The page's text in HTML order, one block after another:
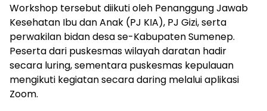
Workshop tersebut diikuti oleh Penanggung Jawab
Kesehatan Ibu dan Anak (PJ KIA), PJ Gizi, serta
perwakilan bidan desa se-Kabupaten Sumenep.
Peserta dari puskesmas wilayah daratan hadir
secara luring, sementara puskesmas kepulauan
mengikuti kegiatan secara daring melalui aplikasi
Zoom.